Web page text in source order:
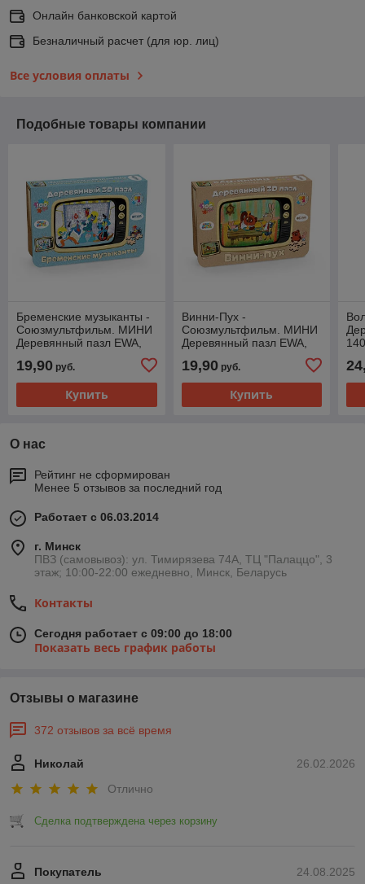
Онлайн банковской картой
Безналичный расчет (для юр. лиц)
Все условия оплаты
Подобные товары компании
Бременские музыканты -
Союзмультфильм. МИНИ
Деревянный пазл EWA,
19,90 руб.
Купить
Винни-Пух -
Союзмультфильм. МИНИ
Деревянный пазл EWA,
19,90руб.
Купить
О нас
Рейтинг не сформирован
Менее 5 отзывов за последний год
Работает с 06.03.2014
г. Минск
ПВЗ (самовывоз): ул. Тимирязева 74A, ТЦ "Палаццо", 3
этаж; 10:00-22:00 ежедневно, Минск, Беларусь
Контакты
Сегодня работает с 09:00 до 18:00
Показать весь график работы
Отзывы о магазине
372 отзывов за всё время
26.02.2026
Николай
Отлично
Сделка подтверждена через корзину
24.08.2025
Покупатель